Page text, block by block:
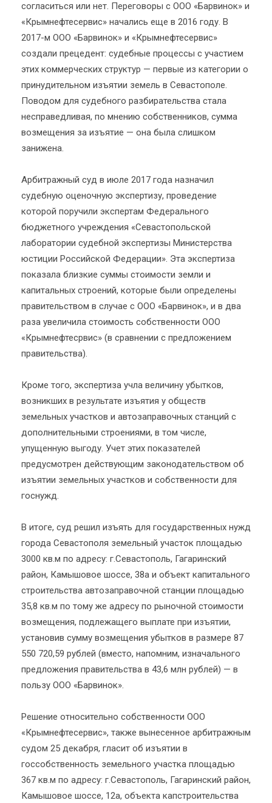
согласиться или нет. Переговоры с ООО «Барвинок» и
«Крымнефтесервис» начались еще в 2016 году. В
2017-м ООО «Барвинок» и «Крымнефтесервис»
создали прецедент: судебные процессы с участием
этих коммерческих структур — первые из категории о
принудительном изъятии земель в Севастополе.
Поводом для судебного разбирательства стала
несправедливая, по мнению собственников, сумма
возмещения за изъятие — она была слишком
занижена.
Арбитражный суд в июле 2017 года назначил
судебную оценочную экспертизу, проведение
которой поручили экспертам Федерального
бюджетного учреждения «Севастопольской
лаборатории судебной экспертизы Министерства
юстиции Российской Федерации». Эта экспертиза
показала близкие суммы стоимости земли и
капитальных строений, которые были определены
правительством в случае с ООО «Барвинок», и в два
раза увеличила стоимость собственности ООО
«Крымнефтесрвис» (в сравнении с предложением
правительства).
Кроме того, экспертиза учла величину убытков,
возникших в результате изъятия у обществ
земельных участков и автозаправочных станций с
дополнительными строениями, в том числе,
упущенную выгоду. Учет этих показателей
предусмотрен действующим законодательством об
изъятии земельных участков и собственности для
госнужд.
В итоге, суд решил изъять для государственных нужд
города Севастополя земельный участок площадью
3000 кв.м по адресу: г.Севастополь, Гагаринский
район, Камышовое шоссе, 38а и объект капитального
строительства автозаправочной станции площадью
35,8 кв.м по тому же адресу по рыночной стоимости
возмещения, подлежащего выплате при изъятии,
установив сумму возмещения убытков в размере 87
550 720,59 рублей (вместо, напомним, изначального
предложения правительства в 43,6 млн рублей) — в
пользу ООО «Барвинок».
Решение относительно собственности ООО
«Крымнефтесервис», также вынесенное арбитражным
судом 25 декабря, гласит об изъятии в
госсобственность земельного участка площадью
367 кв.м по адресу: г.Севастополь, Гагаринский район,
Камышовое шоссе, 12а, объекта капстроительства